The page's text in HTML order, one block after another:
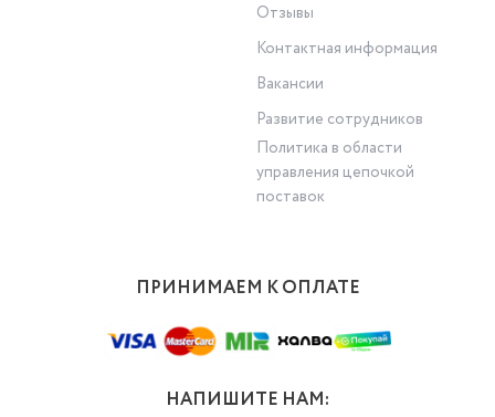
Отзывы
Контактная информация
Вакансии
Развитие сотрудников
Политика в области
управления цепочкой
поставок
ПРИНИМАЕМ К ОПЛАТЕ
НАПИШИТЕ НАМ: